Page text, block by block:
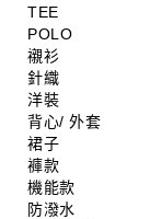
TEE
POLO
襯衫
針織
洋裝
背心/ 外套
裙子
褲款
機能款
防潑水